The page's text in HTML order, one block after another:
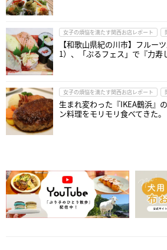
女子の煩悩を満たす関西お店レポート
【和歌山県紀の川市】フルー
1）、「ぷるフェス」で『力
女子の煩悩を満たす関西お店レポート
生まれ変わった『IKEA鶴浜』
ン料理をモリモリ食べてきた。